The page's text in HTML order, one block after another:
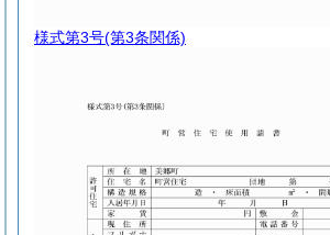
様式第3号(第3条関係)